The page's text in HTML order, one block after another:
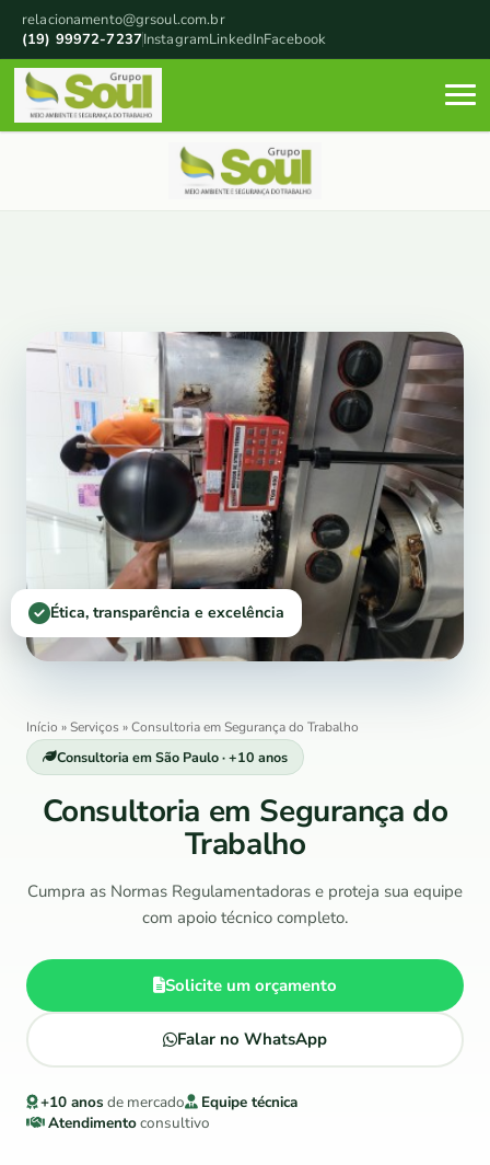
relacionamento@grsoul.com.br
(19) 99972-7237InstagramLinkedInFacebook
Início »Serviços »Consultoria em Segurança do Trabalho
Consultoria em São Paulo · +10 anos
Consultoria em Segurança do
Trabalho
Cumpra as Normas Regulamentadoras e proteja sua equipe
com apoio técnico completo.
Solicite um orçamento
Falar no WhatsApp
+10 anos de mercado
Equipe técnica
Atendimentoconsultivo
Ética, transparência e excelência